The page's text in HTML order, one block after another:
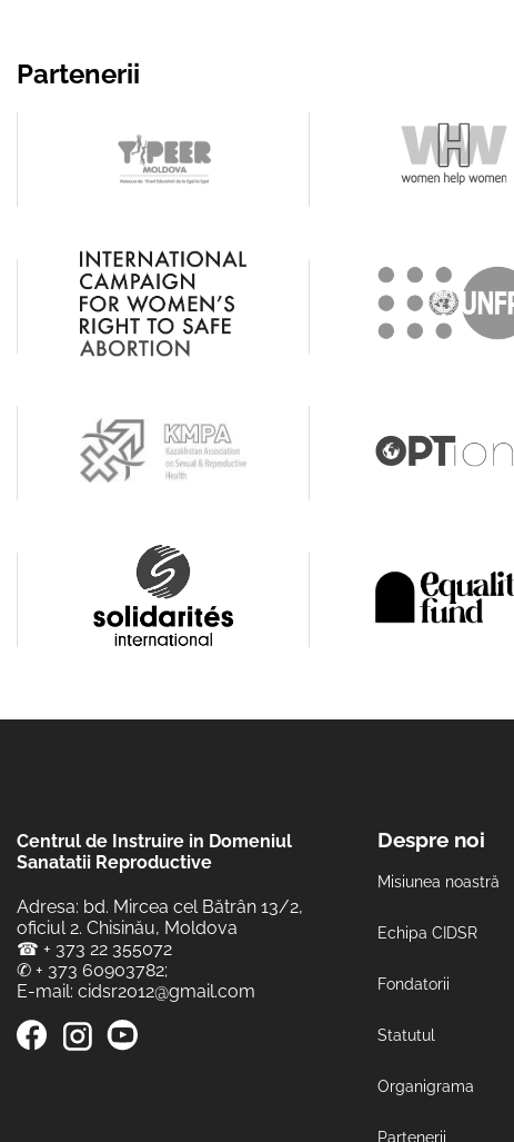
Partenerii
Centrul de Instruire in Domeniul
Sanatatii Reproductive
Adresa: bd. Mircea cel Bătrân 13/2,
oficiul 2. Chisinău, Moldova
☎ + 373 22 355072
✆ + 373 60903782;
E-mail: cidsr2012@gmail.com
Despre noi
Misiunea noastră
Echipa CIDSR
Fondatorii
Statutul
Organigrama
Partenerii